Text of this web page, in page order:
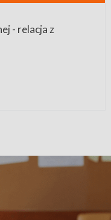
- relacja z